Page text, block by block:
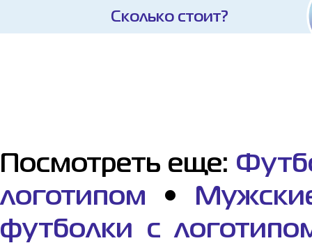
Сколько стоит?
Посмотреть еще:
логотипом •
футболки с